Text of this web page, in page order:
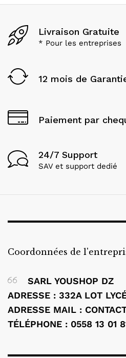
Livraison Gratuite
* Pour les entreprises
12 mois de
Paiement par
24/7 Support
SAV et support dedié
Coordonnées de
SARL YOUSHOP DZ
ADRESSE : 332A LOT
ADRESSE MAIL :
TÉLÉPHONE : 0558 13 01